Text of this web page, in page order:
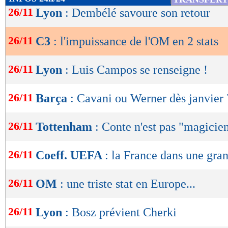
de
lecture
OK
26/11 Lyon : Dembélé savoure son retour
26/11 C3 : l'impuissance de l'OM en 2 stats
26/11 Lyon : Luis Campos se renseigne !
26/11 Barça : Cavani ou Werner dès janvier
26/11 Tottenham : Conte n'est pas
26/11 Coeff. UEFA : la France dans une
26/11 OM : une triste stat en Europe...
26/11 Lyon : Bosz prévient Cherki